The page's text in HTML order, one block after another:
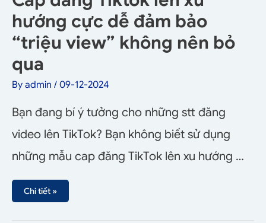
hướng cực dễ đảm bảo
“triệu view” không nên bỏ
qua
By admin / 09-12-2024
Bạn đang bí ý tưởng cho những stt đăng
video lên TikTok? Bạn không biết sử dụng
những mẫu cap đăng TikTok lên xu hướng …
Chi tiết »